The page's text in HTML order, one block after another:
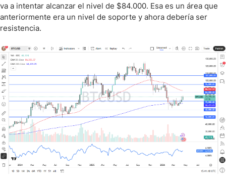
va a intentar alcanzar el nivel de $84.000. Esa es un área que
anteriormente era un nivel de soporte y ahora debería ser
resistencia.